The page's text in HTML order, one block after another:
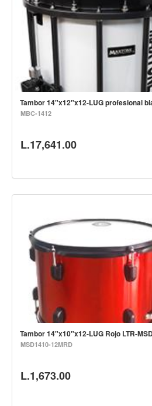
Herrajes
Pedal
Trono
Accesorios
Teclado
Teclado Digital
Sintetizadores
Fundas
Accesorios
Arco
Violin
Viola
Cello
Contrabajo
Fundas y estuches
Cuerdas
Tambor 14"x12"x12-LUG profesional
MBC-1412
L.17,641.00
Tambor 14"x10"x12-LUG Rojo LTR-
MSD1410-12MRD
L.1,673.00